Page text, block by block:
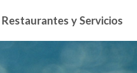
y Servicios